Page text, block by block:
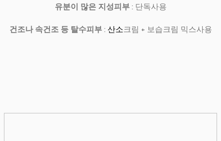
유분이 많은 지성피부 : 단독사용
건조나 속건조 등 탈수피부: 산소크림 + 보습크림 믹스사용